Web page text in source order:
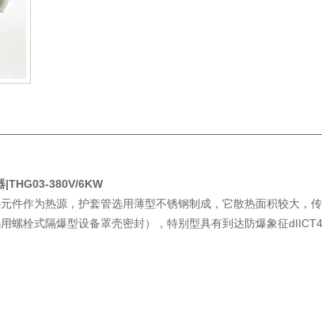
|THG03-380V/6KW
件作为热源，护套管选用薄型不锈钢制成，它散热面积较大，
螺栓式隔爆型设备罩壳密封），特别型具有到达防爆象征